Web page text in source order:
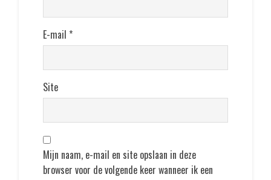
E-mail *
Site
Mijn naam, e-mail en site opslaan in deze
browser voor de volgende keer wanneer ik een